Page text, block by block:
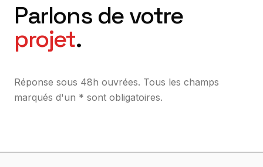
Parlons de votre
projet.
Réponse sous 48h ouvrées. Tous les champs
marqués d'un * sont obligatoires.